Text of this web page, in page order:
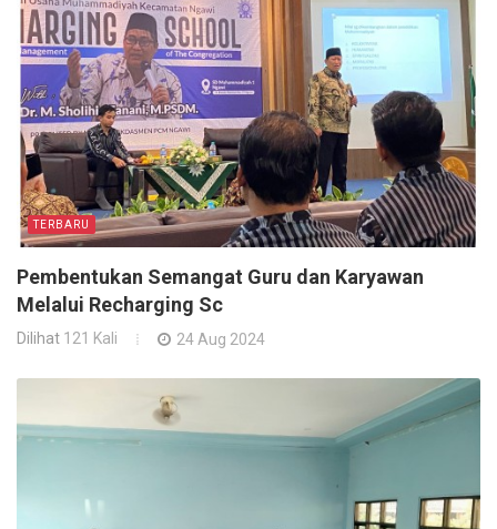
TERBARU
Pembentukan Semangat Guru dan Karyawan
Melalui Recharging Sc
Dilihat 121 Kali 24 Aug 2024